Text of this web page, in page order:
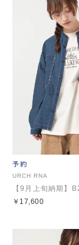
URCH RNA
￥17,600